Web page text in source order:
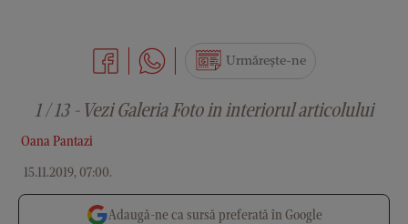
Oana Pantazi
15.11.2019, 07:00.
Urmărește-ne
1 / 13 - Vezi Galeria Foto in interiorul articolului
Adaugă-ne ca sursă preferată în Google